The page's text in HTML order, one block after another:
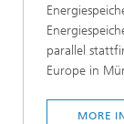
parallel
Europe in
MORE